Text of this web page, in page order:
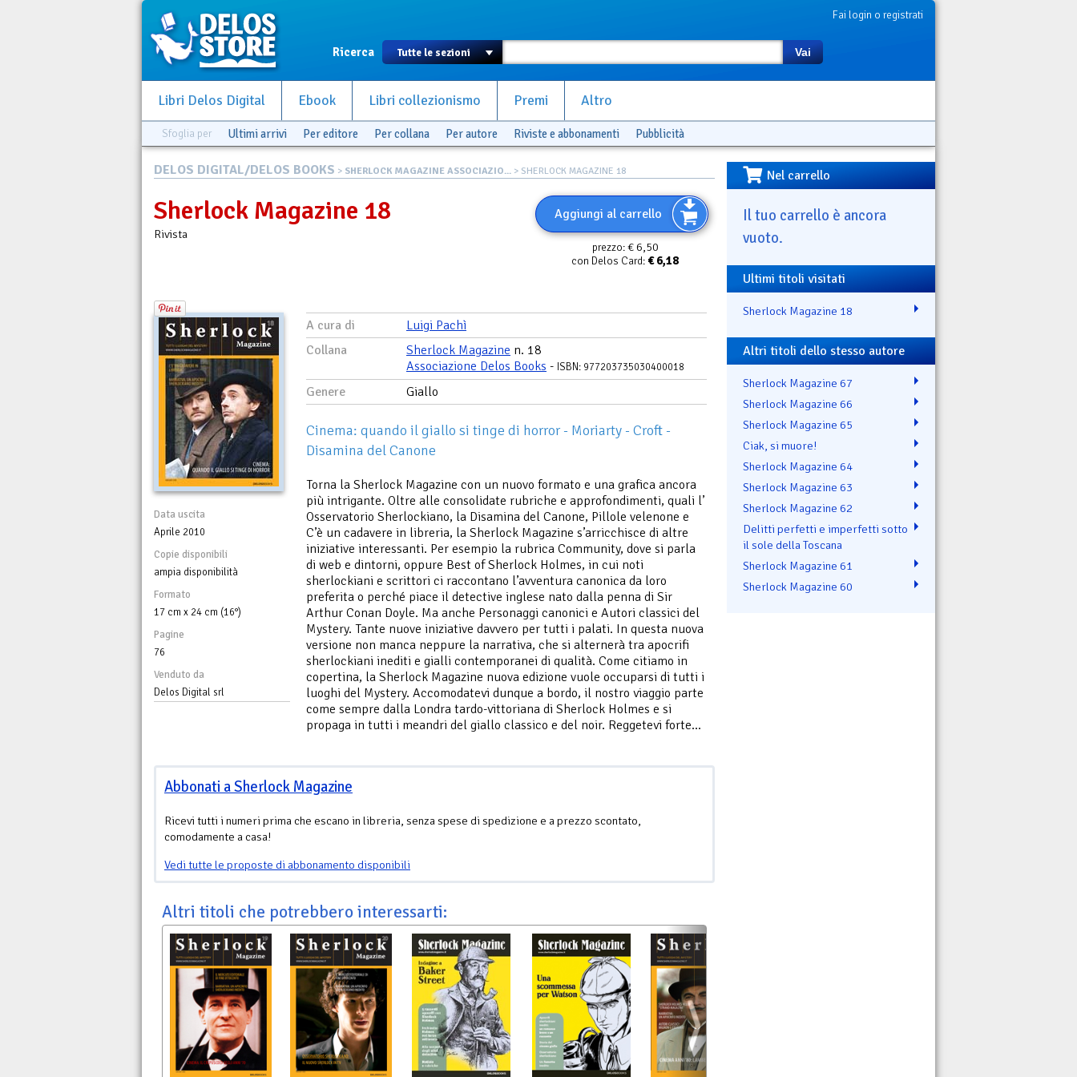
Fai login o registrati
Ricerca Vai
Libri Delos Digital Ebook Libri collezionismo Premi Altro
Sfoglia per Ultimi arrivi Per editore Per collana Per autore Riviste e abbonamenti Pubblicità
DELOS DIGITAL/DELOS BOOKS > SHERLOCK MAGAZINE ASSOCIAZIO... > SHERLOCK MAGAZINE 18
Aggiungi al carrello
prezzo:€ 6,50
con Delos Card: €6,18
Sherlock Magazine 18
Rivista
Data uscita
Aprile 2010
Copie disponibili
ampia disponibilità
Formato
17 cm x 24 cm (16°)
Pagine
76
Venduto da
Delos Digital srl
A cura di
Luigi Pachì
Collana
Sherlock Magazine n. 18
Associazione Delos Books - ISBN: 977203735030400018
Genere Giallo
Cinema: quando il giallo si tinge di horror - Moriarty - Croft -
Disamina del Canone
Torna la Sherlock Magazine con un nuovo formato e una grafica ancora
più intrigante. Oltre alle consolidate rubriche e approfondimenti, quali l’
Osservatorio Sherlockiano, la Disamina del Canone, Pillole velenone e
C’è un cadavere in libreria, la Sherlock Magazine s’arricchisce di altre
iniziative interessanti. Per esempio la rubrica Community, dove si parla
di web e dintorni, oppure Best of Sherlock Holmes, in cui noti
sherlockiani e scrittori ci raccontano l’avventura canonica da loro
preferita o perché piace il detective inglese nato dalla penna di Sir
Arthur Conan Doyle. Ma anche Personaggi canonici e Autori classici del
Mystery. Tante nuove iniziative davvero per tutti i palati. In questa nuova
versione non manca neppure la narrativa, che si alternerà tra apocrifi
sherlockiani inediti e gialli contemporanei di qualità. Come citiamo in
copertina, la Sherlock Magazine nuova edizione vuole occuparsi di tutti i
luoghi del Mystery. Accomodatevi dunque a bordo, il nostro viaggio parte
come sempre dalla Londra tardo-vittoriana di Sherlock Holmes e si
propaga in tutti i meandri del giallo classico e del noir. Reggetevi forte...
Abbonati a Sherlock Magazine
Ricevi tutti i numeri prima che escano in libreria, senza spese di spedizione e a prezzo scontato,
comodamente a casa!
Vedi tutte le proposte di abbonamento disponibili
Altri titoli che potrebbero interessarti:
Nel carrello
Il tuo carrello è ancora
vuoto.
Ultimi titoli visitati
Sherlock Magazine 18
Altri titoli dello stesso autore
Sherlock Magazine 67
Sherlock Magazine 66
Sherlock Magazine 65
Ciak, si muore!
Sherlock Magazine 64
Sherlock Magazine 63
Sherlock Magazine 62
Delitti perfetti e imperfetti sotto
il sole della Toscana
Sherlock Magazine 61
Sherlock Magazine 60